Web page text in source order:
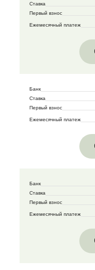
Ставка
Первый взнос
Ежемесячный платеж
Банк
Ставка
Первый взнос
Ежемесячный платеж
Банк
Ставка
Первый взнос
Ежемесячный платеж